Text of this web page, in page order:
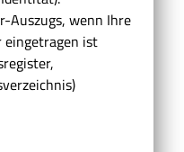
Auszugs, wenn Ihre
eingetragen ist